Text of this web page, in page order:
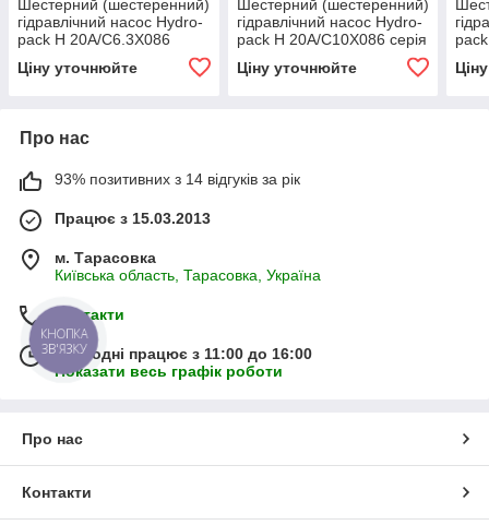
Шестерний (шестеренний)
гідравлічний насос Hydro-
pack H 20A/C6.3X086
Ціну уточнюйте
Шестерний (шестеренний)
гідравлічний насос Hydro-
pack H 20A/C10X086 серія
Ціну уточнюйте
Про нас
93% позитивних з 14 відгуків за рік
Працює з 15.03.2013
м. Тарасовка
Київська область, Тарасовка, Україна
Контакти
Сьогодні працює з 11:00 до 16:00
Показати весь графік роботи
Про нас
Контакти
КНОПКА
ЗВ'ЯЗКУ